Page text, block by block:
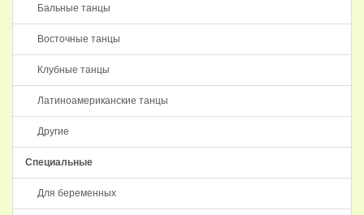
Бальные танцы
Восточные танцы
Клубные танцы
Латиноамериканские танцы
Другие
Специальные
Для беременных